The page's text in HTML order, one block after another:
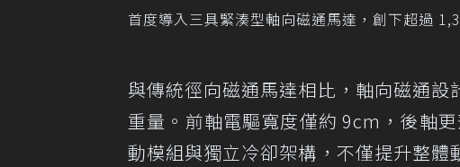
首度導入三具緊湊型軸向磁通馬達，創下超過
與傳統徑向磁通馬達相比，軸向磁通
重量。前軸電驅寬度僅約 9cm，後軸
動模組與獨立冷卻架構，不僅提升整體